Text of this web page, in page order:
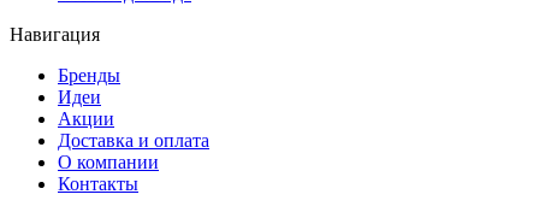
Навигация
Бренды
Идеи
Акции
Доставка и оплата
О компании
Контакты